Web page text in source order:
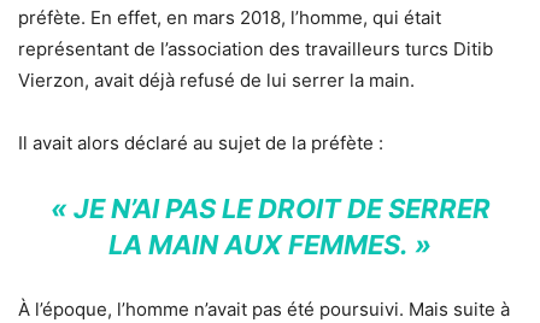
préfète. En effet, en mars 2018, l’homme, qui était
représentant de l’association des travailleurs turcs Ditib
Vierzon, avait déjà refusé de lui serrer la main.
Il avait alors déclaré au sujet de la préfète :
« JE N’AI PAS LE DROIT DE SERRER
LA MAIN AUX FEMMES. »
À l’époque, l’homme n’avait pas été poursuivi. Mais suite à